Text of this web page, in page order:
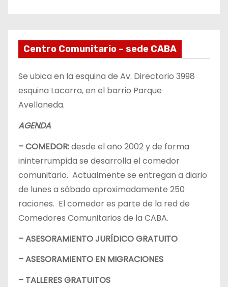
Centro Comunitario – sede CABA
Se ubica en la esquina de Av. Directorio 3998
esquina Lacarra, en el barrio Parque
Avellaneda.
AGENDA
– COMEDOR:desde el año 2002 y de forma
ininterrumpida se desarrolla el comedor
comunitario. Actualmente se entregan a diario
de lunes a sábado aproximadamente 250
raciones. El comedor es parte de la red de
Comedores Comunitarios de la CABA.
– ASESORAMIENTO JURÍDICO GRATUITO
– ASESORAMIENTO EN MIGRACIONES
– TALLERES GRATUITOS